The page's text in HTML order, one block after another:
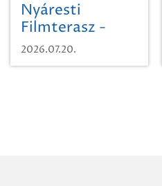
Nyáresti
Filmterasz -
Beugró a
Paradicsomba
2026.07.20.